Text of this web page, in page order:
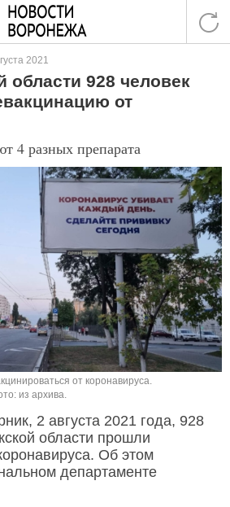
2021
области 928 человек
от
4 разных препарата
от коронавируса.
из архива.
2 августа 2021 года, 928
области прошли
Об этом
департаменте